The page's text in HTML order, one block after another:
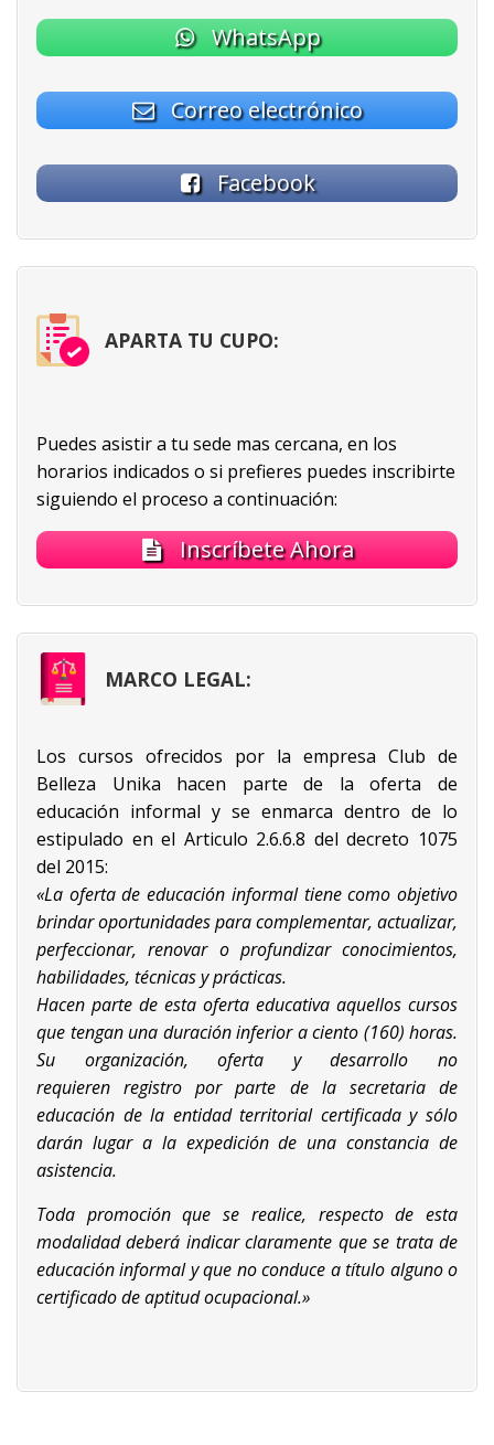
WhatsApp
Correo electrónico
Facebook
APARTA TU CUPO:
Puedes asistir a tu sede mas cercana, en los
horarios indicados o si prefieres puedes inscribirte
siguiendo el proceso a continuación:
Inscríbete Ahora
MARCO LEGAL:
Los cursos ofrecidos por la empresa Club de
Belleza Unika hacen parte de la oferta de
educación informal y se enmarca dentro de lo
estipulado en el Articulo 2.6.6.8 del decreto 1075
del 2015:
«La oferta de educación informal tiene como objetivo
brindar oportunidades para complementar, actualizar,
perfeccionar, renovar o profundizar conocimientos,
habilidades, técnicas y prácticas.
Hacen parte de esta oferta educativa aquellos cursos
que tengan una duración inferior a ciento (160) horas.
Su organización, oferta y desarrollo no
requierenregistro por parte de la secretaria de
educación de la entidad territorial certificada y sólo
darán lugar a la expedición de una constancia de
asistencia.
Toda promoción que se realice, respecto de esta
modalidad deberá indicar claramente que se trata de
educación informal y que no conduce a título alguno o
certificado de aptitud ocupacional.»